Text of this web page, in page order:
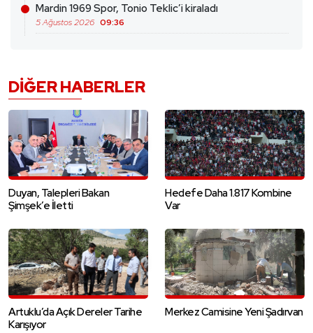
Mardin 1969 Spor, Tonio Teklic’i kiraladı
5 Ağustos 2026 09:36
DIĞER HABERLER
Duyan, Talepleri Bakan
Şimşek’e İletti
Hedefe Daha 1.817 Kombine
Var
Artuklu’da Açık Dereler Tarihe
Karışıyor
Merkez Camisine Yeni Şadırvan